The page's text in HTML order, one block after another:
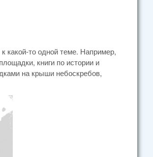
какой-то одной теме. Например,
книги по истории и
на крыши небоскребов,